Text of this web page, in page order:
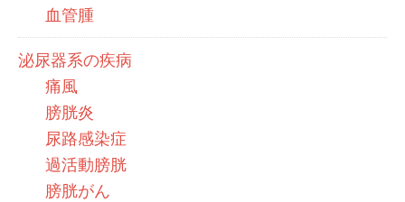
血管腫
泌尿器系の疾病
痛風
膀胱炎
尿路感染症
過活動膀胱
膀胱がん